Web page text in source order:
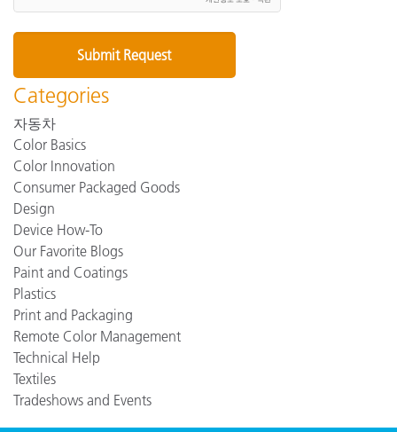
Categories
자동차
Color Basics
Color Innovation
Consumer Packaged Goods
Design
Device How-To
Our Favorite Blogs
Paint and Coatings
Plastics
Print and Packaging
Remote Color Management
Technical Help
Textiles
Tradeshows and Events